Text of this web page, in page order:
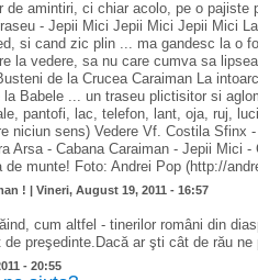
amintiri, ci chiar acolo, pe o
- Jepii Mici Jepii Mici Jepii Mici
si cand zic plin ... ma gandesc la o
la vedere, sa nu care cumva sa
de la Crucea Caraiman La
Babele ... un traseu plictisitor si
pantofi, lac, telefon, lant, oja, ruj,
niciun sens) Vedere Vf. Costila Sfinx
Arsa - Cabana Caraiman - Jepii Mici
munte! Foto: Andrei Pop (http://
! | Vineri, August 19, 2011 - 16:57
cum altfel - tinerilor români din
preşedinte.Dacă ar şti cât de rău ne
- 20:55